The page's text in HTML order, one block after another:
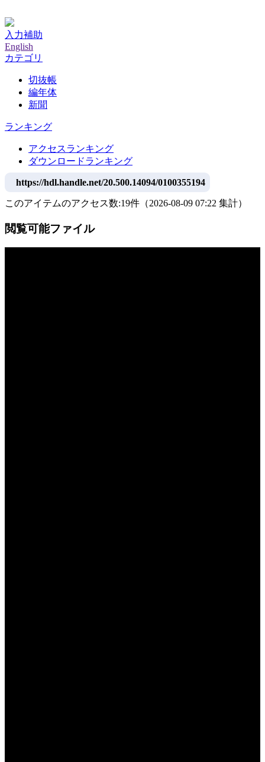
入力補助
English
カテゴリ
切抜帳
編年体
新聞
ランキング
アクセスランキング
ダウンロードランキング
https://hdl.handle.net/20.500.14094/0100355194
このアイテムのアクセス数:19件 （2026-08-09 07:22 集計）
閲覧可能ファイル